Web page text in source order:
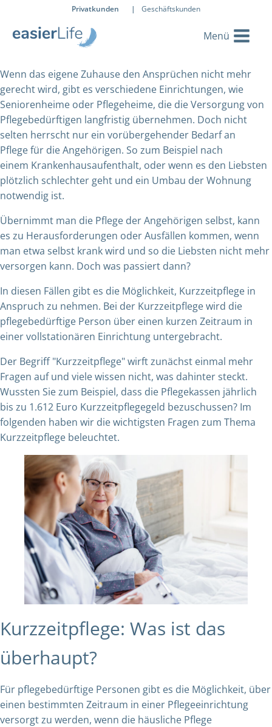
Privatkunden | Geschäftskunden
Wenn das eigene Zuhause den Ansprüchen nicht mehr
gerecht wird, gibt es verschiedene Einrichtungen, wie
Seniorenheime oder Pflegeheime, die die Versorgung von
Pflegebedürftigen langfristig übernehmen. Doch nicht
selten herrscht nur ein vorübergehender Bedarf an
Pflege für die Angehörigen. So zum Beispiel nach
einem Krankenhausaufenthalt, oder wenn es den Liebsten
plötzlich schlechter geht und ein Umbau der Wohnung
notwendig ist.
Übernimmt man die Pflege der Angehörigen selbst, kann
es zu Herausforderungen oder Ausfällen kommen, wenn
man etwa selbst krank wird und so die Liebsten nicht mehr
versorgen kann. Doch was passiert dann?
In diesen Fällen gibt es die Möglichkeit, Kurzzeitpflege in
Anspruch zu nehmen. Bei der Kurzzeitpflege wird die
pflegebedürftige Person über einen kurzen Zeitraum in
einer vollstationären Einrichtung untergebracht.
Der Begriff "Kurzzeitpflege" wirft zunächst einmal mehr
Fragen auf und viele wissen nicht, was dahinter steckt.
Wussten Sie zum Beispiel, dass die Pflegekassen jährlich
bis zu 1.612 Euro Kurzzeitpflegegeld bezuschussen? Im
folgenden haben wir die wichtigsten Fragen zum Thema
Kurzzeitpflege beleuchtet.
Kurzzeitpflege: Was ist das
überhaupt?
Für pflegebedürftige Personen gibt es die Möglichkeit, über
einen bestimmten Zeitraum in einer Pflegeeinrichtung
versorgt zu werden, wenn die häusliche Pflege